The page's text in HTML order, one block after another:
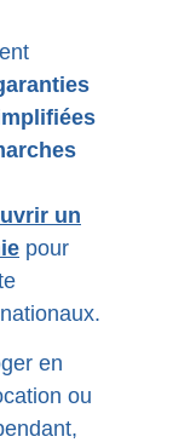
un
pour
en
ou